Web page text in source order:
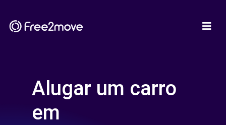
Alugar um carro
em